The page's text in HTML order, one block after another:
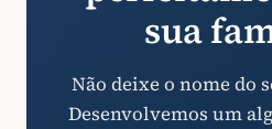
sua
Não deixe o nome do
Desenvolvemos um